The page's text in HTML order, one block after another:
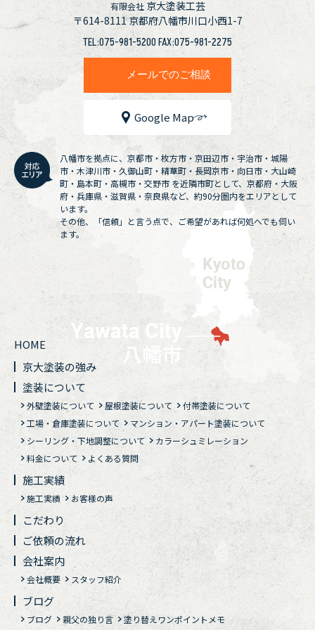
有限会社 京大塗装工芸
〒614-8111京都府八幡市川口小西1-7
TEL:075-981-5200 FAX:075-981-2275
メールでのご相談
Google Map
八幡市を拠点に、京都市・枚方市・京田辺市・宇治市・城陽
市・木津川市・久御山町・精華町・長岡京市・向日市・大山崎
町・島本町・高槻市・交野市 を近隣市町として、京都府・大阪
府・兵庫県・滋賀県・奈良県など、約90分圏内をエリアとして
います。
その他、「信頼」と言う点で、ご希望があれば何処へでも伺い
ます。
HOME
京大塗装の強み
塗装について
外壁塗装について 屋根塗装について
付帯塗装について
工場・倉庫塗装について
マンション・アパート塗装について
シーリング・下地調整について
カラーシュミレーション
料金について
よくある質問
施工実績
施工実績 お客様の声
こだわり
ご依頼の流れ
会社案内
会社概要 スタッフ紹介
ブログ
ブログ 親父の独り言 塗り替えワンポイントメモ